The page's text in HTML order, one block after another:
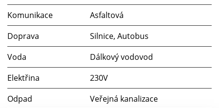
Komunikace
Asfaltová
Doprava
Silnice, Autobus
Voda
Dálkový vodovod
Elektřina
230V
Odpad
Veřejná kanalizace